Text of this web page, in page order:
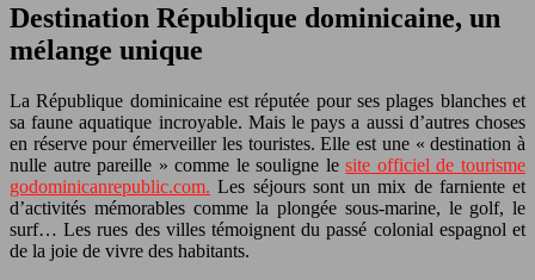
Destination République dominicaine, un
mélange unique
La République dominicaine est réputée pour ses plages blanches et
sa faune aquatique incroyable. Mais le pays a aussi d’autres choses
en réserve pour émerveiller les touristes. Elle est une « destination à
nulle autre pareille » comme le souligne lesite officiel de tourisme
godominicanrepublic.com. Les séjours sont un mix de farniente et
d’activités mémorables comme la plongée sous-marine, le golf, le
surf… Les rues des villes témoignent du passé colonial espagnol et
de la joie de vivre des habitants.